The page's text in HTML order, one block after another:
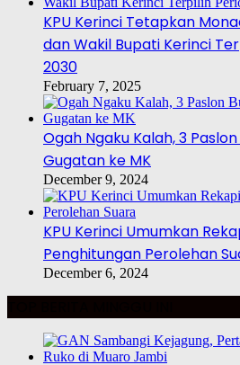
KPU Kerinci Tetapkan
dan Wakil Bupati Kerinci
2030
February 7, 2025
Ogah Ngaku Kalah, 3
Gugatan ke MK
December 9, 2024
KPU Kerinci Umumkan
Penghitungan Perolehan
December 6, 2024